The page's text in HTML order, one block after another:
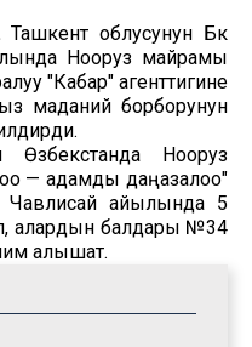
Ташкент облусунун Бөкө
Нооруз майрамы
"Кабар" агенттигине
маданий борборунун
Нооруз
— адамды даңазалоо"
Чавлисай айылында 5
алардын балдары №34
алышат.